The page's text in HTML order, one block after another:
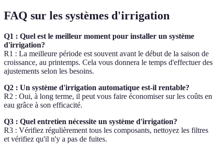
FAQ sur les systèmes d'irrigation
Q1 : Quel est le meilleur moment pour installer un système
d'irrigation?
R1 : La meilleure période est souvent avant le début de la saison de
croissance, au printemps. Cela vous donnera le temps d'effectuer des
ajustements selon les besoins.
Q2 : Un système d'irrigation automatique est-il rentable?
R2 : Oui, à long terme, il peut vous faire économiser sur les coûts en
eau grâce à son efficacité.
Q3 : Quel entretien nécessite un système d'irrigation?
R3 : Vérifiez régulièrement tous les composants, nettoyez les filtres
et vérifiez qu'il n'y a pas de fuites.